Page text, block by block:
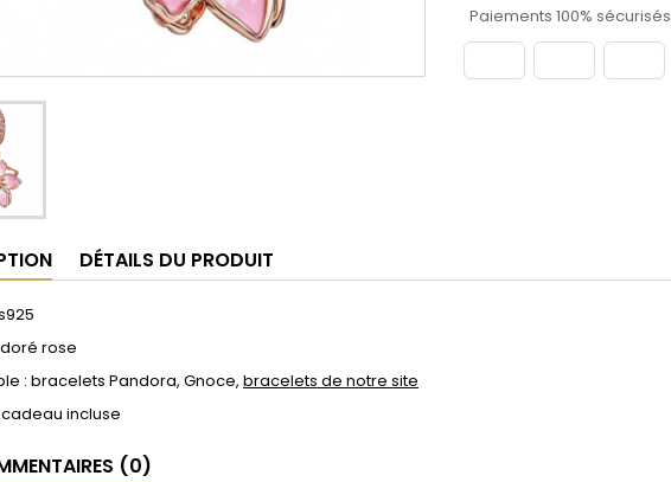
Paiements 100% sécurisés
DÉTAILS DU PRODUIT
rose
: bracelets Pandora, Gnoce, bracelets de notre site
incluse
(0)